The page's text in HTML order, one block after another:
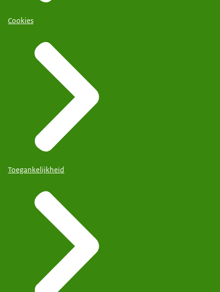
Cookies
Toegankelijkheid